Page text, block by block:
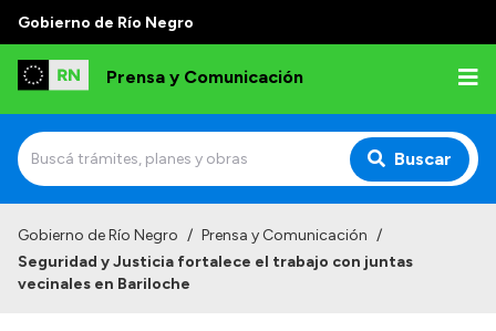
Gobierno de Río Negro
Prensa y Comunicación
Buscar
Institucional
Gobierno de Río Negro / Prensa y Comunicación /
Seguridad y Justicia fortalece el trabajo con juntas
vecinales en Bariloche